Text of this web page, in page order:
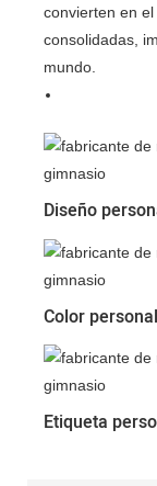
convierten en
consolidadas,
mundo.
Diseño
Color
Etiqueta